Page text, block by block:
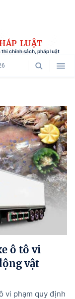
LUẬT
thi chính sách, pháp luật
dân tộc
ô tô vi
vật
vi phạm quy định